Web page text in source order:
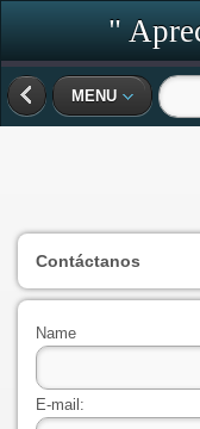
"
MENU
Contáctanos
Name
E-mail: